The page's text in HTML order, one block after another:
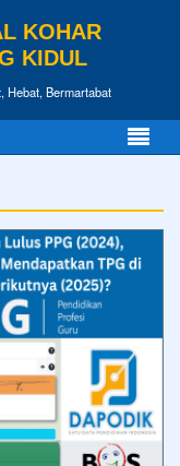
KOHAR
KIDUL
Hebat, Bermartabat